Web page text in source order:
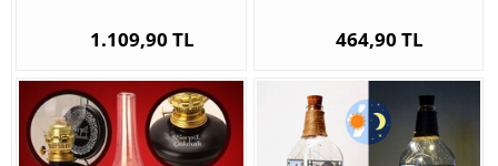
1.109,90 TL 464,90 TL